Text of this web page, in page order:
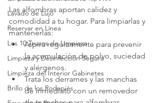
Lavado de Lujo
Reservar en Línea
Los 10 Trucos de Limpieza
Limpieza y Desinfección Segura
Limpieza del Interior Gabinetes
Brillo de los Rodapiés
Las alfombras aportan calidez y
comodidad a tu hogar. Para limpiarlas y
mantenerlas:
Aspira regularmente para prevenir
la acumulación de polvo, suciedad
y alérgenos.
Trata los derrames y las manchas
de inmediato con un removedor